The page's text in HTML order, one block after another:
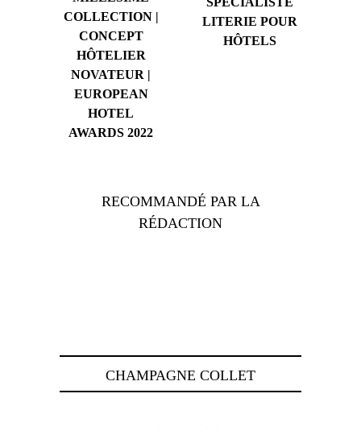
COLLECTION |
CONCEPT
HÔTELIER
NOVATEUR |
EUROPEAN
HOTEL
AWARDS 2022
LITERIE POUR
HÔTELS
RECOMMANDÉ PAR LA
RÉDACTION
CHAMPAGNE COLLET